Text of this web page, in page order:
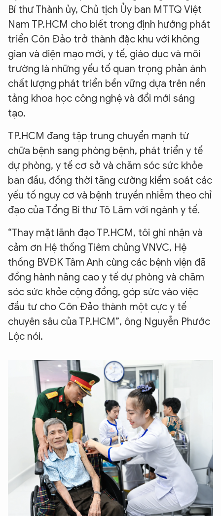
Bí thư Thành ủy, Chủ tịch Ủy ban MTTQ Việt
Nam TP.HCM cho biết trong định hướng phát
triển Côn Đảo trở thành đặc khu với không
gian và diện mạo mới, y tế, giáo dục và môi
trường là những yếu tố quan trọng phản ánh
chất lượng phát triển bền vững dựa trên nền
tảng khoa học công nghệ và đổi mới sáng
tạo.
TP.HCM đang tập trung chuyển mạnh từ
chữa bệnh sang phòng bệnh, phát triển y tế
dự phòng, y tế cơ sở và chăm sóc sức khỏe
ban đầu, đồng thời tăng cường kiểm soát các
yếu tố nguy cơ và bệnh truyền nhiễm theo chỉ
đạo của Tổng Bí thư Tô Lâm với ngành y tế.
“Thay mặt lãnh đạo TP.HCM, tôi ghi nhận và
cảm ơn Hệ thống Tiêm chủng VNVC, Hệ
thống BVĐK Tâm Anh cùng các bệnh viện đã
đồng hành nâng cao y tế dự phòng và chăm
sóc sức khỏe cộng đồng, góp sức vào việc
đầu tư cho Côn Đảo thành một cực y tế
chuyên sâu của TP.HCM”, ông Nguyễn Phước
Lộc nói.